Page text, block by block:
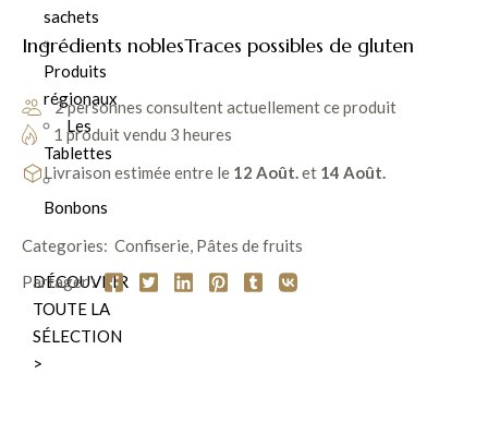
sachets
Produits
régionaux
Les
Tablettes
Bonbons
DÉCOUVRIR
TOUTE LA
SÉLECTION
>
Ingrédients noblesTraces possibles de gluten
2 personnes consultent actuellement ce produit
1 produit vendu 3 heures
Livraison estimée entre le 12 Août.et 14 Août.
Categories: Confiserie, Pâtes de fruits
Partager :